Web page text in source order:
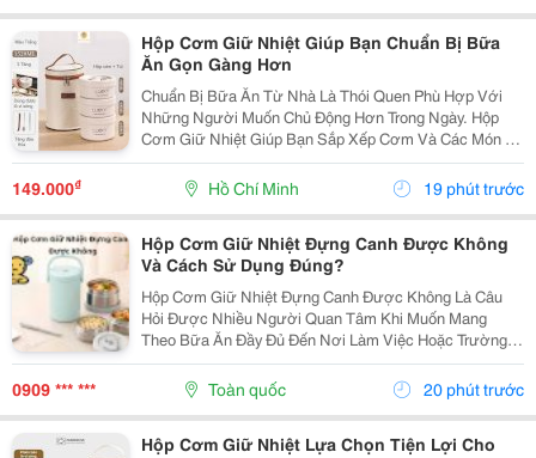
Hộp Cơm Giữ Nhiệt Giúp Bạn Chuẩn Bị Bữa
Ăn Gọn Gàng Hơn
Chuẩn Bị Bữa Ăn Từ Nhà Là Thói Quen Phù Hợp Với
Những Người Muốn Chủ Động Hơn Trong Ngày. Hộp
Cơm Giữ Nhiệt Giúp Bạn Sắp Xếp Cơm Và Các Món Ăn
Kèm Gọn Gàng, Thuận Tiện Mang Theo Đến Trường,
Văn Phòng Hoặc Trong Những Chuyến Đi. Chọn Hộp Có
Số Ngăn...
149.000₫ Hồ Chí Minh 19 phút trước
Hộp Cơm Giữ Nhiệt Đựng Canh Được Không
Và Cách Sử Dụng Đúng?
Hộp Cơm Giữ Nhiệt Đựng Canh Được Không Là Câu
Hỏi Được Nhiều Người Quan Tâm Khi Muốn Mang
Theo Bữa Ăn Đầy Đủ Đến Nơi Làm Việc Hoặc Trường
Học. So Với Cơm Hay Thức Ăn Khô, Canh Là Món Ăn
Có Nhiều Nước Nên Người Dùng Thường Lo Ngại Về
Khả Năng Giữ...
0909 *** *** Toàn quốc 20 phút trước
Hộp Cơm Giữ Nhiệt Lựa Chọn Tiện Lợi Cho